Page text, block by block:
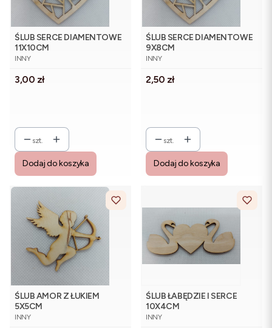
ŚLUB SERCE DIAMENTOWE
11X10CM
PRODUCENT
INNY
Cena
3,00 zł
szt.
Dodaj do koszyka
ŚLUB SERCE DIAMENTOWE
9X8CM
PRODUCENT
INNY
Cena
2,50 zł
szt.
Dodaj do koszyka
ŚLUB AMOR Z ŁUKIEM
5X5CM
PRODUCENT
INNY
ŚLUB ŁABĘDZIE I SERCE
10X4CM
PRODUCENT
INNY